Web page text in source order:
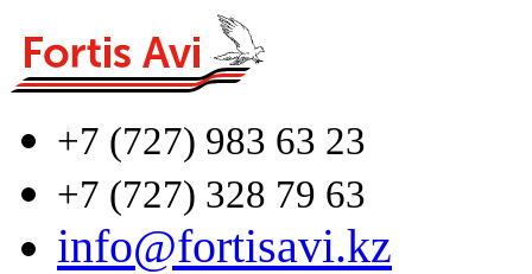
+7 (727) 983 63 23
+7 (727) 328 79 63
info@fortisavi.kz